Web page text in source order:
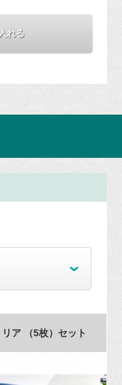
れる
ア （5枚）セット